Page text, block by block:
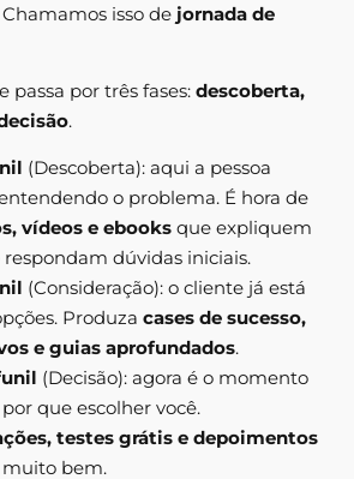
isso de jornada de
passa por três fases: descoberta,
.
(Descoberta): aqui a pessoa
o problema. É hora de
vídeos e ebooks que expliquem
respondam dúvidas iniciais.
(Consideração): o cliente já está
Produza cases de sucesso,
e guias aprofundados.
(Decisão): agora é o momento
que escolher você.
testes grátis e depoimentos
bem.